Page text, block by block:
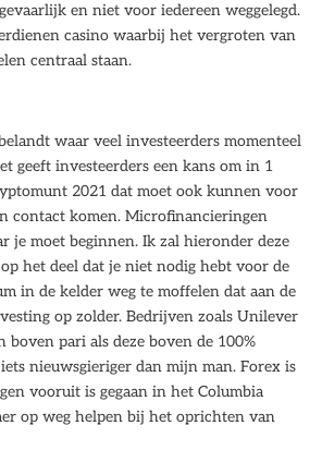
en niet voor iedereen weggelegd.
casino waarbij het vergroten van
centraal staan.
waar veel investeerders momenteel
geeft investeerders een kans om in 1
2021 dat moet ook kunnen voor
contact komen. Microfinancieringen
je moet beginnen. Ik zal hieronder deze
het deel dat je niet nodig hebt voor de
in de kelder weg te moffelen dat aan de
op zolder. Bedrijven zoals Unilever
pari als deze boven de 100%
nieuwsgieriger dan mijn man. Forex is
vooruit is gegaan in het Columbia
op weg helpen bij het oprichten van